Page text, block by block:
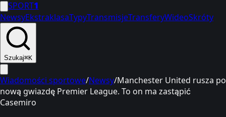
SPORT1
NewsyEkstraklasaTypyTransmisjeTransferyWideoSkróty
Szukaj⌘K
Wiadomości sportowe/Newsy/Manchester United rusza po
nową gwiazdę Premier League. To on ma zastąpić
Casemiro